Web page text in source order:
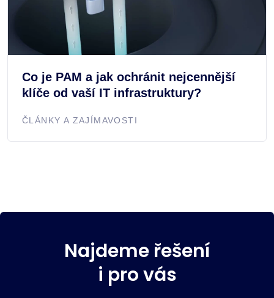
Co je PAM a jak ochránit nejcennější
klíče od vaší IT infrastruktury?
ČLÁNKY A ZAJÍMAVOSTI
Najdeme řešení
i pro vás